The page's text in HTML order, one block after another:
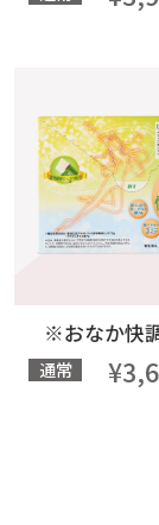
※おなか快
通常